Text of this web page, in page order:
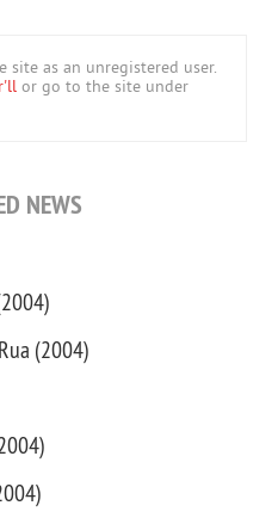
site as an unregistered user.
or go to the site under
NEWS
(2004)